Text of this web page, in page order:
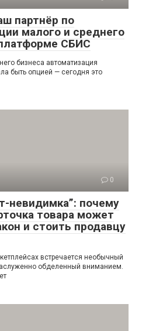
партнёр по
малого и среднего
СБИС
бизнеса автоматизация
быть опцией — сегодня это
0
невидимка”: почему
товара может
и стоить продавцу
встречается необычный
обделенный вниманием.